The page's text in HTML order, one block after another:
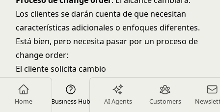
Home Business Hub AI Agents Customers
Los clientes se darán cuenta de que necesitan
características adicionales o enfoques diferentes.
Está bien, pero necesita pasar por un proceso de
change order:
El cliente solicita cambio
Evalúa impacto en timeline, costo y deliverables
Proporciona change order escrita con nuevo